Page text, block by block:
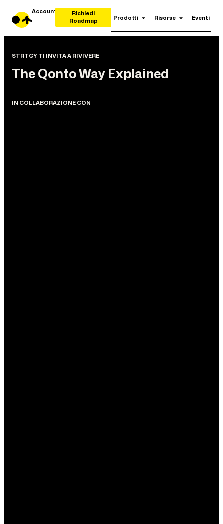
Prodotti Risorse Eventi
Account
Richiedi
Roadmap
STRTGY TI INVITA A RIVIVERE
The Qonto Way Explained
IN COLLABORAZIONE CON